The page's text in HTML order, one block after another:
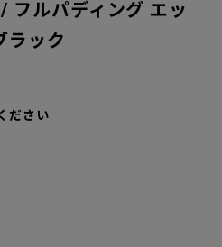
フルパディング エッ
ラック
ださい